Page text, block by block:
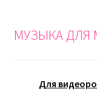
МУЗЫКА ДЛЯ
Для